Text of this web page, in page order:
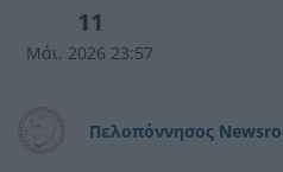
11
Μάι. 2026 23:57
Πελοπόννησος